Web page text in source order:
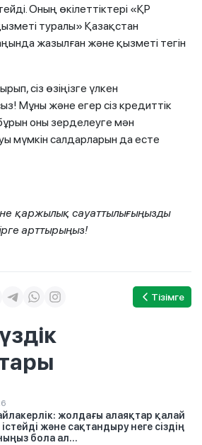
Оның өкілеттіктері «ҚР
туралы» Қазақстан
жазылған және қызметі тегін
сіз өзіңізге үлкен
Мұны және егер сіз кредиттік
оны зерделеуге мән
мүмкін салдарларын да есте
қаржылық сауаттылығыңызды
арттырыңыз!
Тізімге
жолдағы алаяқтар қалай
және сақтандыру неге сіздің
бола ал...